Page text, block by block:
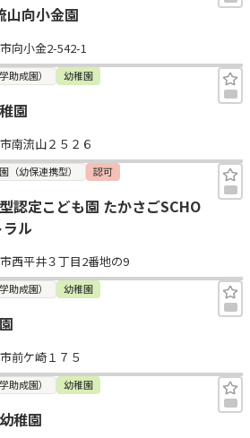
山向小金園
向小金2-542-1
助成園） 幼稚園
園
南流山２５２６
（幼保連携型） 認可
認定こども園 たかさごSCHO
ル
西平井３丁目2番地の9
助成園） 幼稚園
前ケ崎１７５
助成園） 幼稚園
稚園